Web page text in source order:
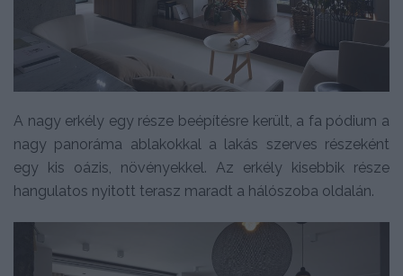
A nagy erkély egy része beépítésre került, a fa pódium a
nagy panoráma ablakokkal a lakás szerves részeként
egy kis oázis, növényekkel. Az erkély kisebbik része
hangulatos nyitott terasz maradt a hálószoba oldalán.